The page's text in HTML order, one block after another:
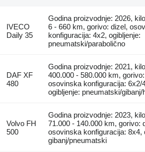
IVECO
Daily 35
Godina proizvodnje: 2026,
6 - 660 km, gorivo: dizel,
konfiguracija: 4x2, ogibljenje:
pneumatski/parabolično
DAF XF
480
Godina proizvodnje: 2021,
400.000 - 580.000 km,
osovinska konfiguracija: 6x2/
ogibljenje: pneumatski/gibanj/
Volvo FH
500
Godina proizvodnje: 2023,
71.000 - 140.000 km, gorivo:
osovinska konfiguracija: 8x4,
gibanj/pneumatski